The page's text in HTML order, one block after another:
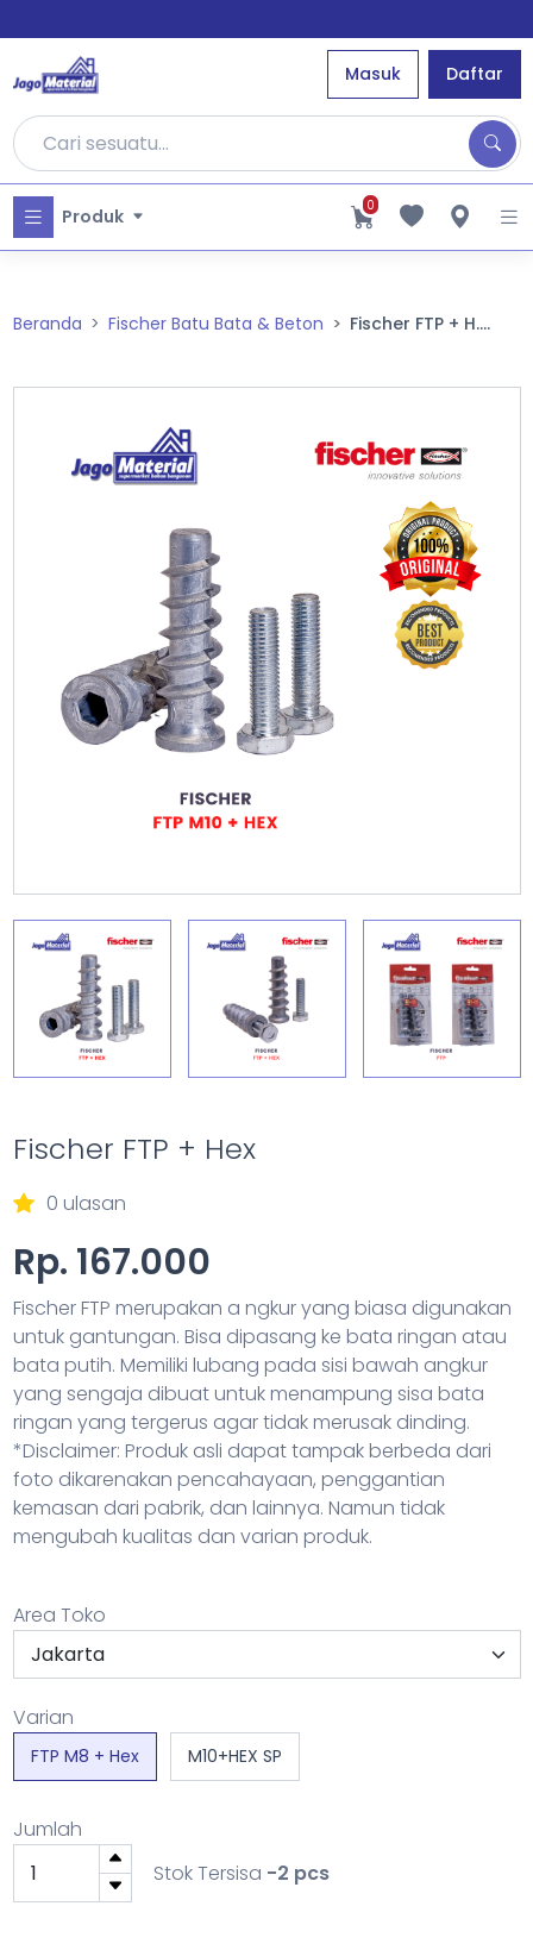
Masuk Daftar
Produk 0
Beranda Fischer Batu Bata & Beton Fischer FTP + H....
Fischer FTP + Hex
0 ulasan
Rp. 167.000
Fischer FTP merupakan a ngkur yang biasa digunakan
untuk gantungan. Bisa dipasang ke bata ringan atau
bata putih. Memiliki lubang pada sisi bawah angkur
yang sengaja dibuat untuk menampung sisa bata
ringan yang tergerus agar tidak merusak dinding.
*Disclaimer: Produk asli dapat tampak berbeda dari
foto dikarenakan pencahayaan, penggantian
kemasan dari pabrik, dan lainnya. Namun tidak
mengubah kualitas dan varian produk.
Area Toko
Varian
FTP M8 + Hex M10+HEX SP
Jumlah
Stok Tersisa -2 pcs